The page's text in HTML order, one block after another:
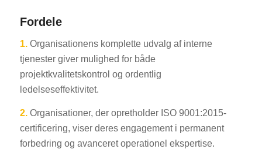
Fordele
1. Organisationens komplette udvalg af interne
tjenester giver mulighed for både
projektkvalitetskontrol og ordentlig
ledelseseffektivitet.
2.Organisationer, der opretholder ISO 9001:2015-
certificering, viser deres engagement i permanent
forbedring og avanceret operationel ekspertise.